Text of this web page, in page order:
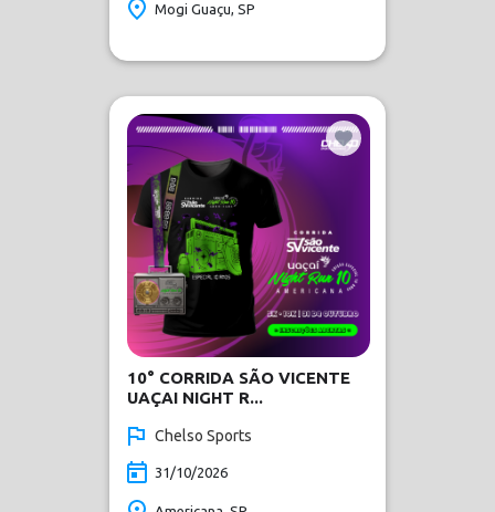
Mogi Guaçu, SP
10° CORRIDA SÃO VICENTE
UAÇAI NIGHT R...
Chelso Sports
31/10/2026